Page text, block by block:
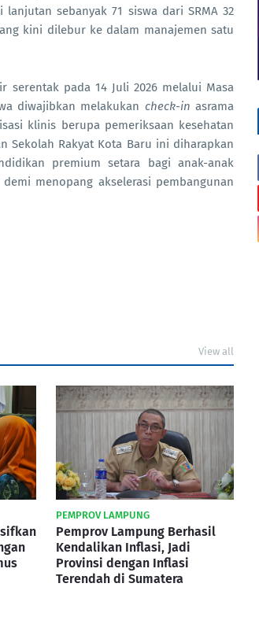
sebanyak 71 siswa dari SRMA 32
kini dilebur ke dalam manajemen satu
serentak pada 14 Juli 2026 melalui Masa
diwajibkan melakukan check-in asrama
klinis berupa pemeriksaan kesehatan
Sekolah Rakyat Kota Baru ini diharapkan
premium setara bagi anak-anak
menopang akselerasi pembangunan
View all
PEMPROV LAMPUNG
Pemprov Lampung Berhasil
Kendalikan Inflasi, Jadi
Provinsi dengan Inflasi
Terendah di Sumatera